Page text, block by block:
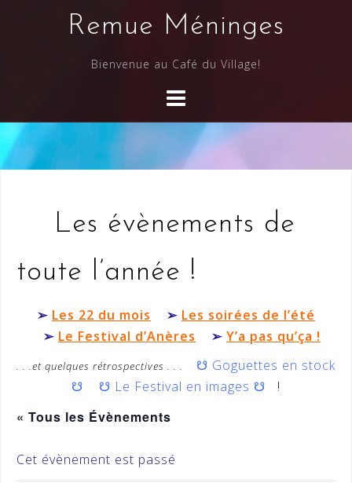
Remue Méninges
Bienvenue au Café du Village!
Les évènements de
toute l’année !
➢ Les 22 du mois ➢ Les soirées de l’été
➢ Le Festival d’Anères ➢ Y’a pas qu’ça !
. . .et quelques rétrospectives . . . ☋ Goguettes en stock
☋
☋ Le Festival en images ☋ !
« Tous les Évènements
Cet évènement est passé